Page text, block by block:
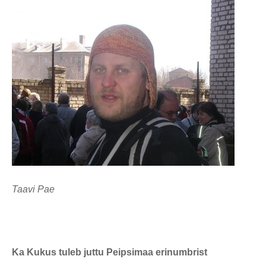
Taavi Pae
Ka Kukus tuleb juttu Peipsimaa erinumbrist